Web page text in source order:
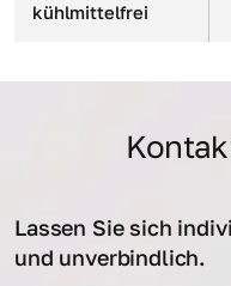
kühlmittelfrei
Lassen Sie sich
und unverbindlich.